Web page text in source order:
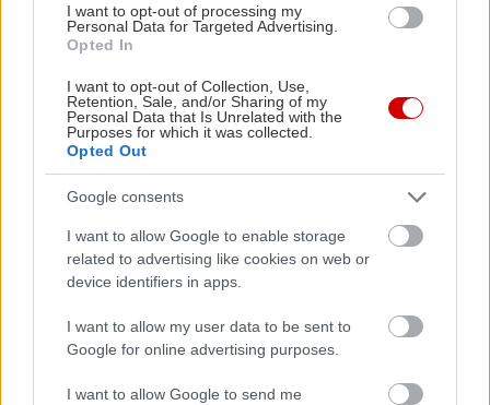
I want to opt-out of processing my
Personal Data for Targeted Advertising.
Opted In
I want to opt-out of Collection, Use,
Retention, Sale, and/or Sharing of my
Personal Data that Is Unrelated with the
Purposes for which it was collected.
Opted Out
Google consents
I want to allow Google to enable storage
related to advertising like cookies on web or
device identifiers in apps.
I want to allow my user data to be sent to
Google for online advertising purposes.
I want to allow Google to send me